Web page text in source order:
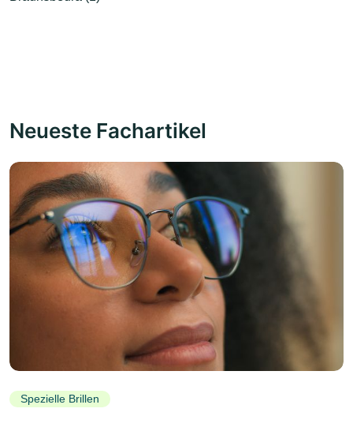
Neueste Fachartikel
Spezielle Brillen